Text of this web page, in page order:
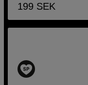
199 SEK